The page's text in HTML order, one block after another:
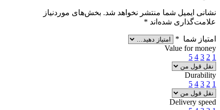
نشانی ایمیل شما منتشر نخواهد شد. بخش‌های موردنیاز
علامت‌گذاری شده‌اند *
امتیاز شما *
Value for money
1
2
3
4
5
Durability
1
2
3
4
5
Delivery speed